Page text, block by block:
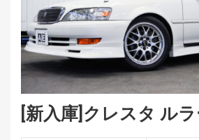
[新入庫]クレスタ ル